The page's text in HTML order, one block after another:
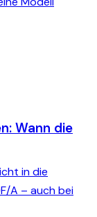
Wann die
in die
A – auch bei